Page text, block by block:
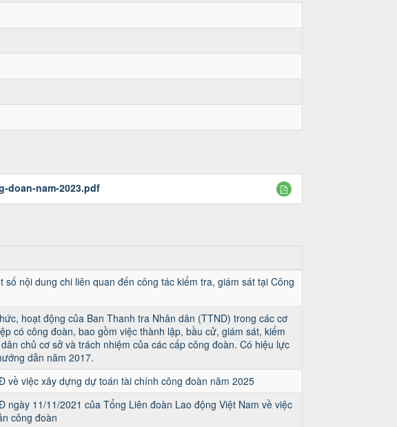
doan-nam-2023.pdf
số nội dung chi liên quan đến công tác kiểm tra, giám sát tại Công
hoạt động của Ban Thanh tra Nhân dân (TTND) trong các cơ
có công đoàn, bao gồm việc thành lập, bầu cử, giám sát, kiểm
chủ cơ sở và trách nhiệm của các cấp công đoàn. Có hiệu lực
dẫn năm 2017.
về việc xây dựng dự toán tài chính công đoàn năm 2025
ngày 11/11/2021 của Tổng Liên đoàn Lao động Việt Nam về việc
công đoàn